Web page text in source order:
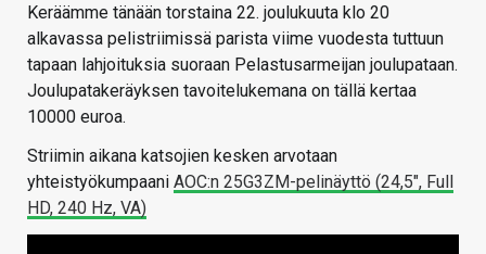
Keräämme tänään torstaina 22. joulukuuta klo 20
alkavassa pelistriimissä parista viime vuodesta tuttuun
tapaan lahjoituksia suoraan Pelastusarmeijan joulupataan.
Joulupatakeräyksen tavoitelukemana on tällä kertaa
10000 euroa.
Striimin aikana katsojien kesken arvotaan
yhteistyökumpaani AOC:n 25G3ZM-pelinäyttö (24,5″, Full
HD, 240 Hz, VA)